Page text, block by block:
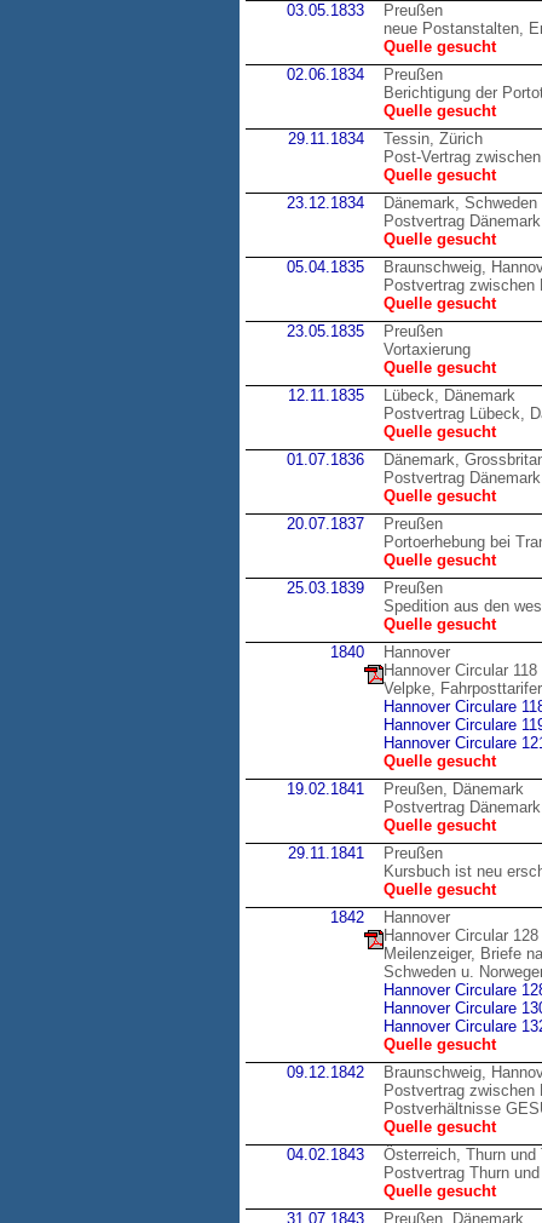
03.05.1833
Preußen
neue Postanstalten,
Quelle gesucht
02.06.1834
Preußen
Berichtigung der
Quelle gesucht
29.11.1834
Tessin, Zürich
Post-Vertrag
Quelle gesucht
23.12.1834
Dänemark, Schweden
Postvertrag
Quelle gesucht
05.04.1835
Braunschweig,
Postvertrag zwischen
Quelle gesucht
23.05.1835
Preußen
Vortaxierung
Quelle gesucht
12.11.1835
Lübeck, Dänemark
Postvertrag Lübeck,
Quelle gesucht
01.07.1836
Dänemark,
Postvertrag
Quelle gesucht
20.07.1837
Preußen
Portoerhebung bei
Quelle gesucht
25.03.1839
Preußen
Spedition aus den
Quelle gesucht
1840
Hannover
Hannover Circular
Velpke,
Hannover Circulare
Hannover Circulare
Hannover Circulare
Quelle gesucht
19.02.1841
Preußen, Dänemark
Postvertrag
Quelle gesucht
29.11.1841
Preußen
Kursbuch ist neu
Quelle gesucht
1842
Hannover
Hannover Circular
Meilenzeiger, Briefe
Schweden u.
Hannover Circulare
Hannover Circulare
Hannover Circulare
Quelle gesucht
09.12.1842
Braunschweig,
Postvertrag zwischen
Postverhältnisse
Quelle gesucht
04.02.1843
Österreich, Thurn und
Postvertrag Thurn
Quelle gesucht
31.07.1843
Preußen, Dänemark